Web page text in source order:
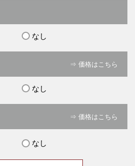
なし
⇒ 価格はこちら
なし
⇒ 価格はこちら
なし